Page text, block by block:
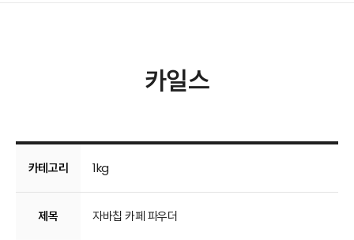
카일스
카테고리 1kg
제목 자바칩 카페 파우더